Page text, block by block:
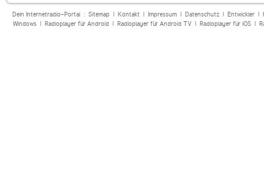
Dein Internetradio-Portal : Sitemap| Kontakt| Impressum| Datenschutz| Entwickler|
Windows| Radioplayer für Android| Radioplayer für Android TV| Radioplayer für iOS|